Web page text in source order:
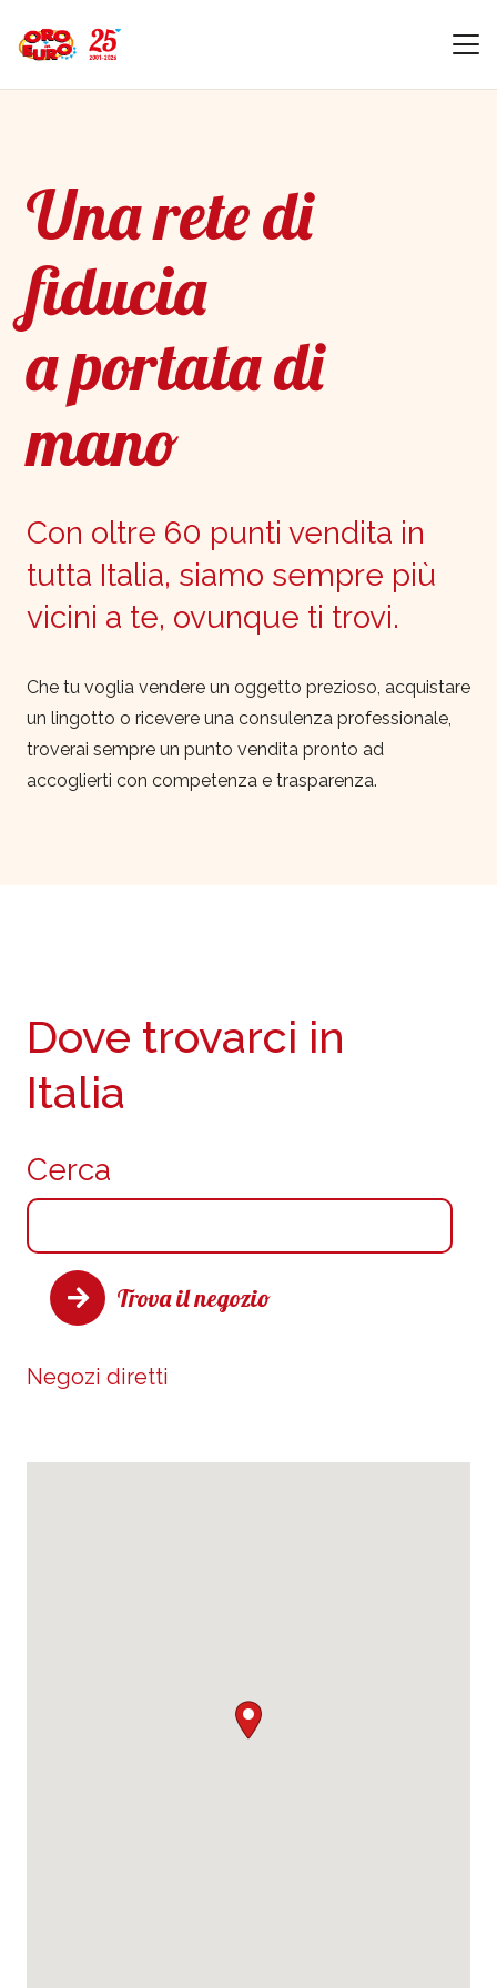
Una rete di
fiducia
a portata di
mano
Con oltre 60 punti vendita in
tutta Italia, siamo sempre più
vicini a te, ovunque ti trovi.
Che tu voglia vendere un oggetto prezioso, acquistare
un lingotto o ricevere una consulenza professionale,
troverai sempre un punto vendita pronto ad
accoglierti con competenza e trasparenza.
Cerca
Trova il negozio
Dove trovarci in
Italia
Negozi diretti